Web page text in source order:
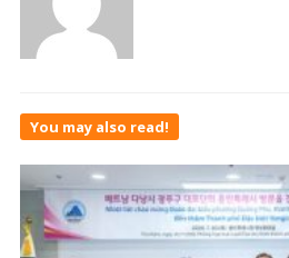
You may also read!